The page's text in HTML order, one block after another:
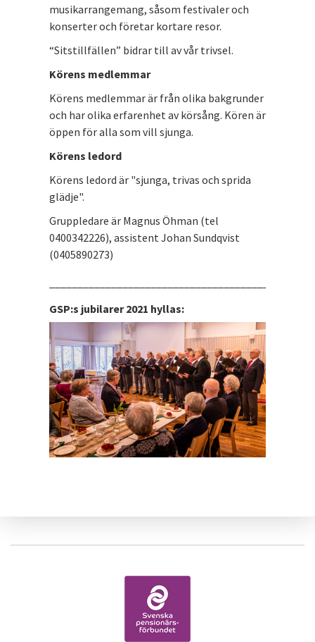
musikarrangemang, såsom festivaler och
konserter och företar kortare resor.
“Sitstillfällen” bidrar till av vår trivsel.
Körens medlemmar
Körens medlemmar är från olika bakgrunder
och har olika erfarenhet av körsång. Kören är
öppen för alla som vill sjunga.
Körens ledord
Körens ledord är "sjunga, trivas och sprida
glädje".
Gruppledare är Magnus Öhman (tel
0400342226), assistent Johan Sundqvist
(0405890273)
GSP:s jubilarer 2021 hyllas: